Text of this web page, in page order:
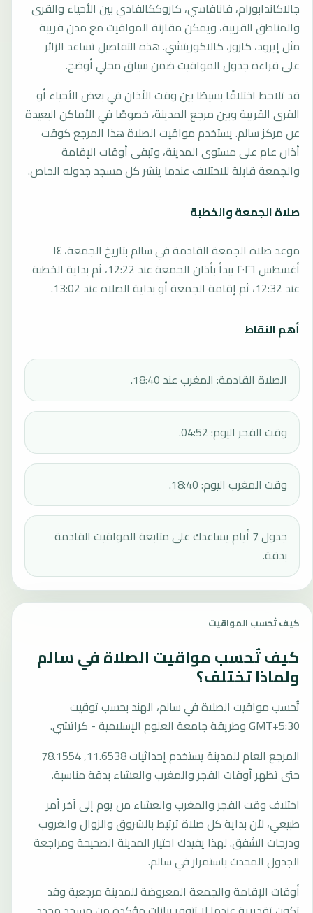
جالاكاندابورام، فانافاسي، كاروككالفادي بين الأحياء والقرى
والمناطق القريبة، ويمكن مقارنة المواقيت مع مدن قريبة
مثل إيرود، كارور، كالاكوريتشي. هذه التفاصيل تساعد الزائر
على قراءة جدول المواقيت ضمن سياق محلي أوضح.
قد تلاحظ اختلافًا بسيطًا بين وقت الأذان في بعض الأحياء أو
القرى القريبة وبين مرجع المدينة، خصوصًا في الأماكن البعيدة
عن مركز سالم. يستخدم مواقيت الصلاة هذا المرجع كوقت
أذان عام على مستوى المدينة، وتبقى أوقات الإقامة
والجمعة قابلة للاختلاف عندما ينشر كل مسجد جدوله الخاص.
صلاة الجمعة والخطبة
موعد صلاة الجمعة القادمة في سالم بتاريخ الجمعة، ١٤
أغسطس ٢٠٢٦ يبدأ بأذان الجمعة عند 12:22، ثم بداية الخطبة
عند 12:32، ثم إقامة الجمعة أو بداية الصلاة عند 13:02.
أهم النقاط
الصلاة القادمة: المغرب عند 18:40.
وقت الفجر اليوم: 04:52.
وقت المغرب اليوم: 18:40.
جدول 7 أيام يساعدك على متابعة المواقيت القادمة
بدقة.
كيف تُحسب المواقيت
كيف تُحسب مواقيت الصلاة في سالم
ولماذا تختلف؟
تُحسب مواقيت الصلاة في سالم، الهند بحسب توقيت
GMT+5:30 وطريقة جامعة العلوم الإسلامية - كراتشي.
المرجع العام للمدينة يستخدم إحداثيات 11.6538, 78.1554
حتى تظهر أوقات الفجر والمغرب والعشاء بدقة مناسبة.
اختلاف وقت الفجر والمغرب والعشاء من يوم إلى آخر أمر
طبيعي، لأن بداية كل صلاة ترتبط بالشروق والزوال والغروب
ودرجات الشفق. لهذا يفيدك اختيار المدينة الصحيحة ومراجعة
الجدول المحدث باستمرار في سالم.
أوقات الإقامة والجمعة المعروضة للمدينة مرجعية وقد